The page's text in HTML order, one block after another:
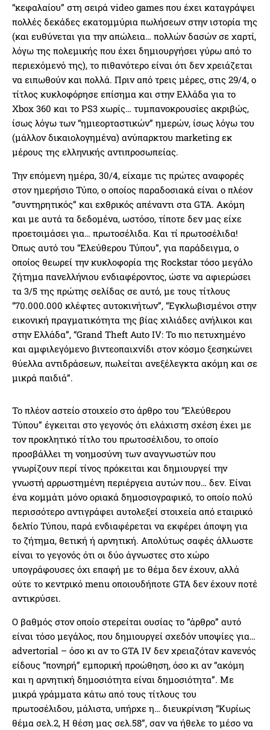
“κεφαλαίου” στη σειρά video games που έχει καταγράψει
πολλές δεκάδες εκατομμύρια πωλήσεων στην ιστορία της
(και ευθύνεται για την απώλεια… πολλών δασών σε χαρτί,
λόγω της πολεμικής που έχει δημιουργήσει γύρω από το
περιεχόμενό της), το πιθανότερο είναι ότι δεν χρειάζεται
να ειπωθούν και πολλά. Πριν από τρεις μέρες, στις 29/4, ο
τίτλος κυκλοφόρησε επίσημα και στην Ελλάδα για το
Xbox 360 και το PS3 χωρίς… τυμπανοκρουσίες ακριβώς,
ίσως λόγω των “ημιεορταστικών” ημερών, ίσως λόγω του
(μάλλον δικαιολογημένα) ανύπαρκτου marketing εκ
μέρους της ελληνικής αντιπροσωπείας.
Την επόμενη ημέρα, 30/4, είχαμε τις πρώτες αναφορές
στον ημερήσιο Τύπο, ο οποίος παραδοσιακά είναι ο πλέον
“συντηρητικός” και εχθρικός απέναντι στα GTA. Ακόμη
και με αυτά τα δεδομένα, ωστόσο, τίποτε δεν μας είχε
προετοιμάσει για… πρωτοσέλιδα. Και τί πρωτοσέλιδα!
Όπως αυτό του “Ελεύθερου Τύπου”, για παράδειγμα, ο
οποίος θεωρεί την κυκλοφορία της Rockstar τόσο μεγάλο
ζήτημα πανελλήνιου ενδιαφέροντος, ώστε να αφιερώσει
τα 3/5 της πρώτης σελίδας σε αυτό, με τους τίτλους
“70.000.000 κλέφτες αυτοκινήτων”, “Εγκλωβισμένοι στην
εικονική πραγματικότητα της βίας χιλιάδες ανήλικοι και
στην Ελλάδα”, “Grand Theft Auto IV: Το πιο πετυχημένο
και αμφιλεγόμενο βιντεοπαιχνίδι στον κόσμο ξεσηκώνει
θύελλα αντιδράσεων, πωλείται ανεξέλεγκτα ακόμη και σε
μικρά παιδιά”.
Το πλέον αστείο στοιχείο στο άρθρο του “Ελεύθερου
Τύπου” έγκειται στο γεγονός ότι ελάχιστη σχέση έχει με
τον προκλητικό τίτλο του πρωτοσέλιδου, το οποίο
προσβάλλει τη νοημοσύνη των αναγνωστών που
γνωρίζουν περί τίνος πρόκειται και δημιουργεί την
γνωστή αρρωστημένη περιέργεια αυτών που… δεν. Είναι
ένα κομμάτι μόνο οριακά δημοσιογραφικό, το οποίο πολύ
περισσότερο αντιγράφει αυτολεξεί στοιχεία από εταιρικό
δελτίο Τύπου, παρά ενδιαφέρεται να εκφέρει άποψη για
το ζήτημα, θετική ή αρνητική. Απολύτως σαφές άλλωστε
είναι το γεγονός ότι οι δύο άγνωστες στο χώρο
υπογράφουσες όχι επαφή με το θέμα δεν έχουν, αλλά
ούτε το κεντρικό menu οποιουδήποτε GTA δεν έχουν ποτέ
αντικρύσει.
Ο βαθμός στον οποίο στερείται ουσίας το “άρθρο” αυτό
είναι τόσο μεγάλος, που δημιουργεί σχεδόν υποψίες για…
advertorial – όσο κι αν το GTA IV δεν χρειαζόταν κανενός
είδους “πονηρή” εμπορική προώθηση, όσο κι αν “ακόμη
και η αρνητική δημοσιότητα είναι δημοσιότητα”. Με
μικρά γράμματα κάτω από τους τίτλους του
πρωτοσέλιδου, μάλιστα, υπήρχε η… διευκρίνιση “Κυρίως
θέμα σελ.2, Η θέση μας σελ.58”, σαν να ήθελε το μέσο να